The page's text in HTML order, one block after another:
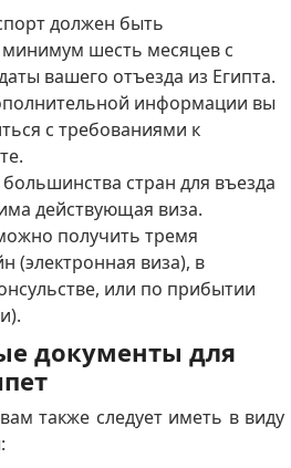
должен быть
минимум шесть месяцев с
вашего отъезда из Египта.
информации вы
с требованиями к
стран для въезда
действующая виза.
получить тремя
(электронная виза), в
или по прибытии
документы для
также следует иметь в виду